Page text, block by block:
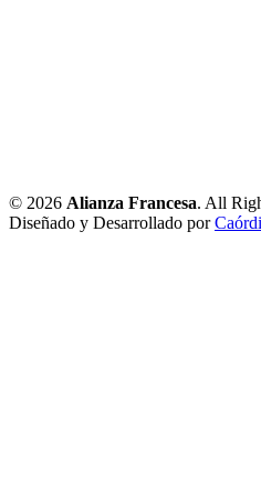
© 2026 Alianza Francesa. All
Diseñado y Desarrollado por